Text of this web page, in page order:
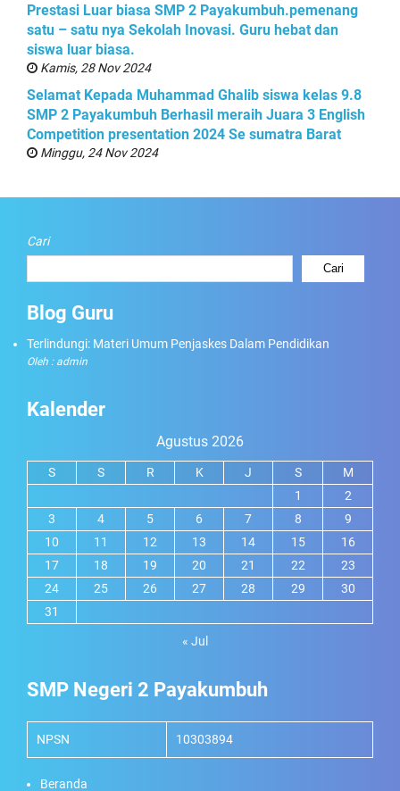
Prestasi Luar biasa SMP 2 Payakumbuh.pemenang
satu – satu nya Sekolah Inovasi. Guru hebat dan
siswa luar biasa.
Kamis, 28 Nov 2024
Selamat Kepada Muhammad Ghalib siswa kelas 9.8
SMP 2 Payakumbuh Berhasil meraih Juara 3 English
Competition presentation 2024 Se sumatra Barat
Minggu, 24 Nov 2024
Cari
Cari
Blog Guru
Terlindungi: Materi Umum Penjaskes Dalam Pendidikan
Oleh : admin
Kalender
Agustus 2026
S S R K J S
M
1
2
3
4 5 6 7 8
9
10
11 12 13 14 15
16
17
18 19 20 21 22
23
24
25 26 27 28 29
30
31
« Jul
SMP Negeri 2 Payakumbuh
NPSN 10303894
Beranda